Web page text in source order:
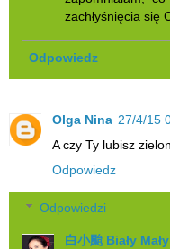
zachłyśnięcia się
Odpowiedz
Olga Nina 27/4/15
A czy Ty lubisz
Odpowiedz
Odpowiedzi
白小颱 Biały